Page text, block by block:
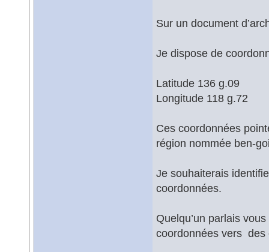
Sur un document
Je dispose de
Latitude 136 g.09
Longitude 118 g.72
Ces coordonnées
région nommée ben-
Je souhaiterais
coordonnées.
Quelqu’un parlais
coordonnées vers des